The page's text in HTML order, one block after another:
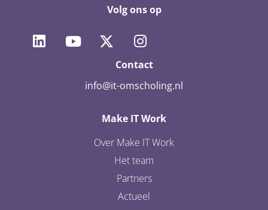
Volg ons op
Contact
info@it-omscholing.nl
Make IT Work
Over Make IT Work
Het team
Partners
Actueel